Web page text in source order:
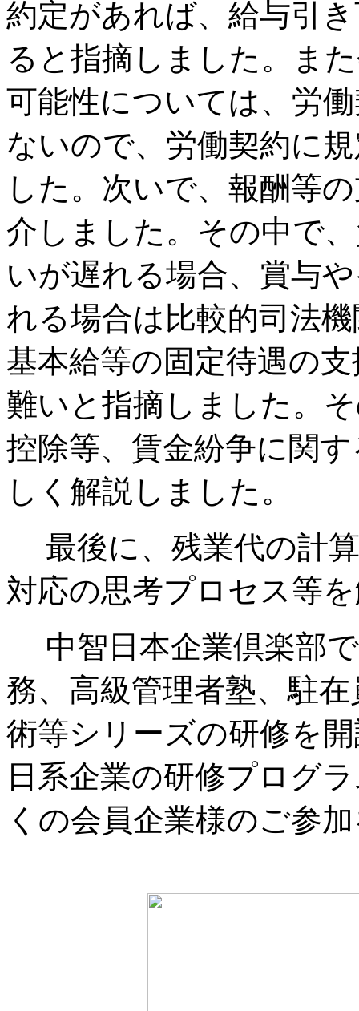
約定があれば、給与引
ると指摘しました。ま
可能性については、労
ないので、労働契約に
した。次いで、報酬等
介しました。その中で
いが遅れる場合、賞与
れる場合は比較的司法
基本給等の固定待遇の
難いと指摘しました。
控除等、賃金紛争に関
しく解説しました。
最後に、残業代の計
対応の思考プロセス等
中智日本企業倶楽部
務、高級管理者塾、駐
術等シリーズの研修を
日系企業の研修プログ
くの会員企業様のご参